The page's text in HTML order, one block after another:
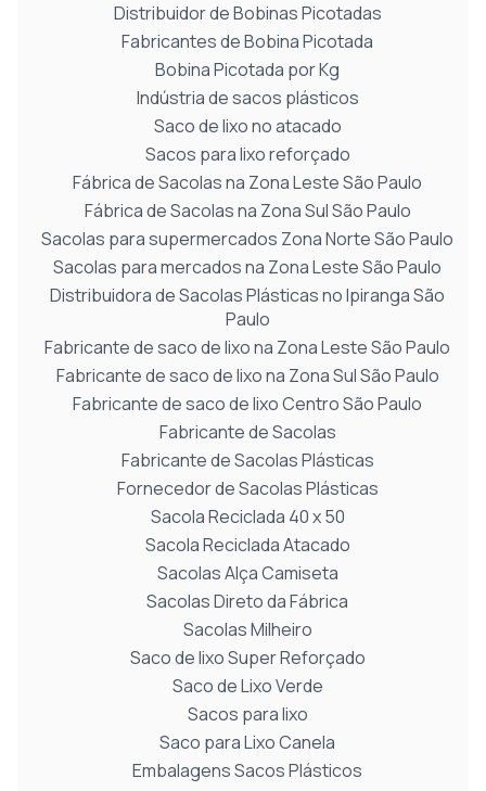
Distribuidor de Bobinas Picotadas
Fabricantes de Bobina Picotada
Bobina Picotada por Kg
Indústria de sacos plásticos
Saco de lixo no atacado
Sacos para lixo reforçado
Fábrica de Sacolas na Zona Leste São Paulo
Fábrica de Sacolas na Zona Sul São Paulo
Sacolas para supermercados Zona Norte São Paulo
Sacolas para mercados na Zona Leste São Paulo
Distribuidora de Sacolas Plásticas no Ipiranga São
Paulo
Fabricante de saco de lixo na Zona Leste São Paulo
Fabricante de saco de lixo na Zona Sul São Paulo
Fabricante de saco de lixo Centro São Paulo
Fabricante de Sacolas
Fabricante de Sacolas Plásticas
Fornecedor de Sacolas Plásticas
Sacola Reciclada 40 x 50
Sacola Reciclada Atacado
Sacolas Alça Camiseta
Sacolas Direto da Fábrica
Sacolas Milheiro
Saco de lixo Super Reforçado
Saco de Lixo Verde
Sacos para lixo
Saco para Lixo Canela
Embalagens Sacos Plásticos